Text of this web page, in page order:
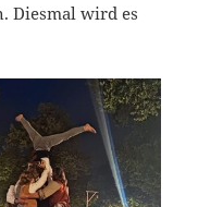
Diesmal wird es